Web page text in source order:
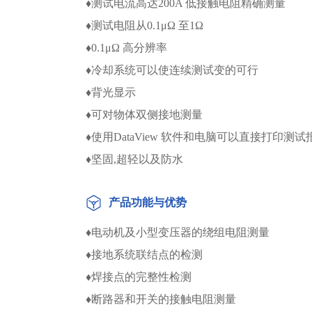
♦测试电流高达200A 低接触电阻精确测量
♦测试电阻从0.1μΩ 至1Ω
♦0.1μΩ 高分辨率
♦冷却系统可以使连续测试变的可行
♦背光显示
♦可对物体双侧接地测量
♦使用DataView 软件和电脑可以直接打印测试
♦坚固,超轻以及防水
产品功能与优势
♦电动机及小型变压器的绕组电阻测量
♦接地系统联结点的检测
♦焊接点的完整性检测
♦断路器和开关的接触电阻测量